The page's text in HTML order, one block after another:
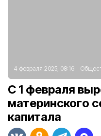
4 февраля 2025, 08:16
С 1 февраля
материнского
капитала